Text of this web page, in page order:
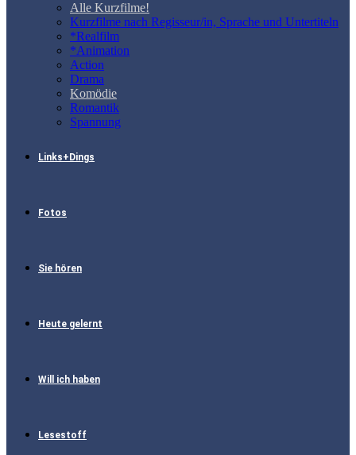
Alle Kurzfilme!
Kurzfilme nach Regisseur/in, Sprache und Untertiteln
*Realfilm
*Animation
Action
Drama
Komödie
Romantik
Spannung
Links+Dings
Fotos
Sie hören
Heute gelernt
Will ich haben
Lesestoff